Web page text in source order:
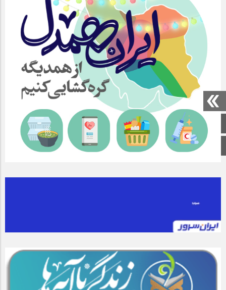
صفحه اصلی
اینستاگرام